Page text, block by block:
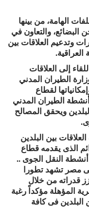
الهامة، من بينها
البضائع، والتعاون في
وتدعيم العلاقات بين
إلى العلاقات
الطيران المدني
لقطاع
الطيران المدني
ويحقق المصالح
بين البلدين
الذى يقدمه قطاع
النقل الجوى ..
مصر تشهد تطورا
قدراته من خلال
المؤهلة مؤكداً رغبة
البلدين فى كافة